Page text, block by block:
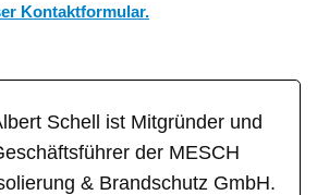
Kontaktformular.
Schell ist Mitgründer und
der MESCH
& Brandschutz GmbH.